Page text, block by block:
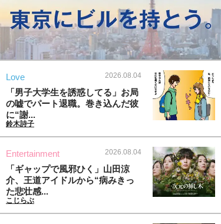
Love 2026.08.04
「男子大学生を誘惑してる」お局
の嘘でパート退職。巻き込んだ彼
に“謝...
鈴木詩子
Entertainment 2026.08.04
「ギャップで風邪ひく」山田涼
介、王道アイドルから“病みきっ
た悲壮感...
こじらぶ